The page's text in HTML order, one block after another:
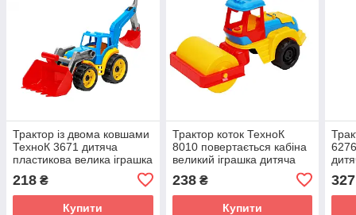
Трактор із двома ковшами
ТехноК 3671 дитяча
пластикова велика іграшка
218 ₴
Купити
Трактор коток ТехноК
8010 повертається кабіна
великий іграшка дитяча
238₴
Купити
327